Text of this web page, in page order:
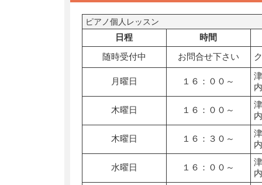
ピアノ個人レッスン
日程
時間
随時受付中
お問合せ下さい
月曜日 １６：００～
木曜日 １６：００～
木曜日 １６：３０～
水曜日 １６：００～